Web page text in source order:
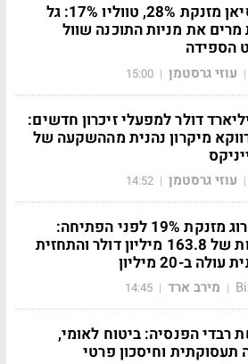
אטלסיאן מזנקת 28%, טווליו 17%: גל
מרים את מניות התוכנה שוול
הספידה
| עוזי גרסטמן |
15:00
מיליארד דולר למפעלי זיכרון חדשים:
מיקרון נהנית מההשקעה של
| עוזי גרסטמן |
14:52
ג'יי-פרוג מזנקת 19% לפני הפתיחה:
הכנסות של 163.8 מיליון דולר והתחזית
ב-20 מיליון
| מירב ארד |
14:45
רבדי הפנסיה: ביטוח לאומי,
תעסוקתית וחיסכון פרטי